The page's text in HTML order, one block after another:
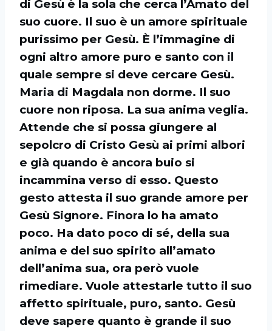
di Gesù è la sola che cerca l’Amato del
suo cuore. Il suo è un amore spirituale
purissimo per Gesù. È l’immagine di
ogni altro amore puro e santo con il
quale sempre si deve cercare Gesù.
Maria di Magdala non dorme. Il suo
cuore non riposa. La sua anima veglia.
Attende che si possa giungere al
sepolcro di Cristo Gesù ai primi albori
e già quando è ancora buio si
incammina verso di esso. Questo
gesto attesta il suo grande amore per
Gesù Signore. Finora lo ha amato
poco. Ha dato poco di sé, della sua
anima e del suo spirito all’amato
dell’anima sua, ora però vuole
rimediare. Vuole attestarle tutto il suo
affetto spirituale, puro, santo. Gesù
deve sapere quanto è grande il suo